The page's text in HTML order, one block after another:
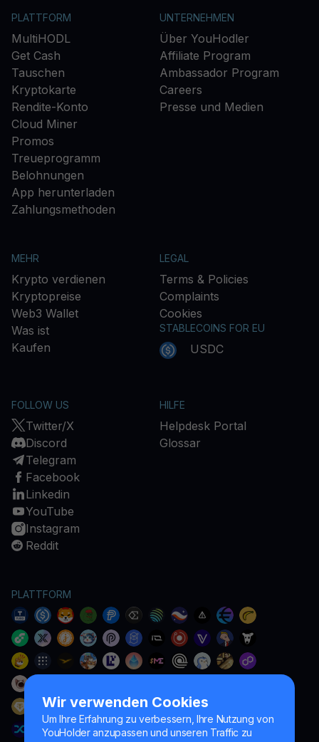
Wir verwenden Cookies
Um Ihre Erfahrung zu verbessern, Ihre Nutzung von
YouHolder anzupassen und unseren Traffic zu
PLATTFORM
MultiHODL
Get Cash
Tauschen
Kryptokarte
Rendite-Konto
Cloud Miner
Promos
Treueprogramm
Belohnungen
App herunterladen
Zahlungsmethoden
UNTERNEHMEN
Über YouHodler
Affiliate Program
Ambassador Program
Careers
Presse und Medien
MEHR
Krypto verdienen
Kryptopreise
Web3 Wallet
Was ist
Kaufen
LEGAL
Terms & Policies
Complaints
Cookies
STABLECOINS FOR EU
USDC
FOLLOW US
Twitter/X
Discord
Telegram
Facebook
Linkedin
YouTube
Instagram
Reddit
HILFE
Helpdesk Portal
Glossar
PLATTFORM